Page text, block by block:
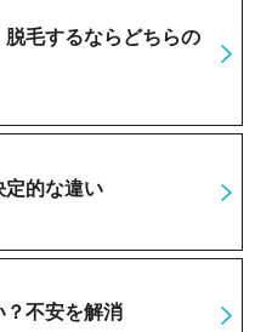
毛するならどちらの
定的な違い
？不安を解消